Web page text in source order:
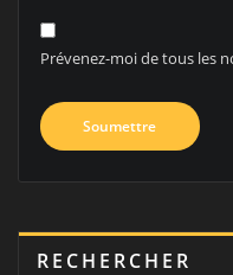
Prévenez-moi de tous les
RECHERCHER